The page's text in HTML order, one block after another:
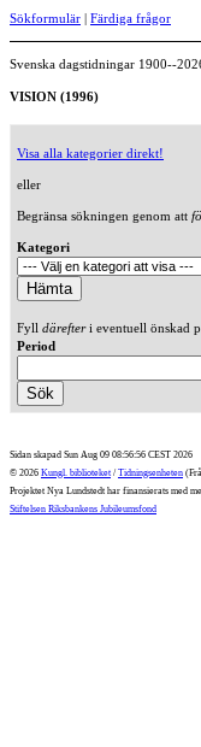
Sökformulär | Färdiga frågor
Svenska dagstidningar 1900--
VISION (1996)
Visa alla kategorier direkt!
eller
Begränsa sökningen genom att
Kategori
Fyll därefteri eventuell önskad
Period
Sidan skapad Sun Aug 09 08:56:56 CEST 2026
© 2026 Kungl. biblioteket / Tidningsenheten
Projektet Nya Lundstedt har finansierats med
Stiftelsen Riksbankens Jubileumsfond